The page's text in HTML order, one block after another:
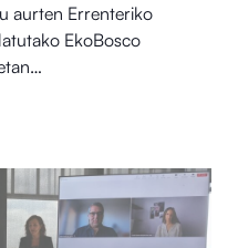
aurten Errenteriko
EkoBosco